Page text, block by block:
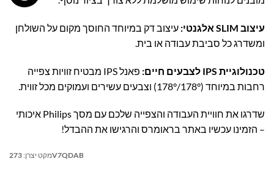
עיצוב SLIM אלגנטי:
עיצוב דק במיוחד החוסך מקום על השולחן
ומשדרג כל סביבת עבודה או בית.
טכנולוגיית IPS לצבעים חיים:
פאנל IPS מבטיח זוויות צפייה
רחבות במיוחד (178°/178°) וצבעים עשירים ועמוקים מכל זווית.
שדרגו את חוויית העבודה והצפייה שלכם עם מסך Philips איכותי
– הזמינו עכשיו באתר בראומרס והרגישו את ההבדל!
מקט יצרן:273V7QDAB